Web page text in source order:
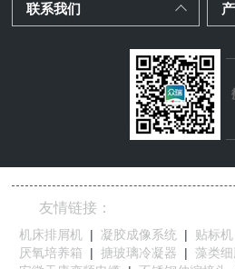
联系我们
友情链接：
机床排屑机 | 凝胶成像系统 | 贴标机
厌氧培养箱
| 搪玻璃冷凝器 | 藻类